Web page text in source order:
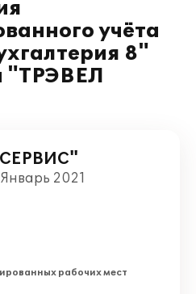
учёта
8"
"ТРЭВЕЛ
2021
рабочих мест